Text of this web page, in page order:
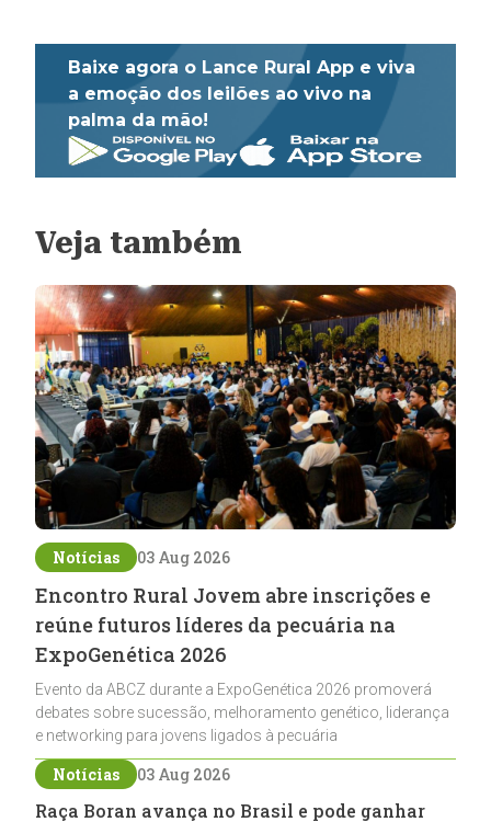
Baixe agora o Lance Rural App e viva
a emoção dos leilões ao vivo na
palma da mão!
Veja também
Notícias 03 Aug 2026
Encontro Rural Jovem abre inscrições e
reúne futuros líderes da pecuária na
ExpoGenética 2026
Evento da ABCZ durante a ExpoGenética 2026 promoverá
debates sobre sucessão, melhoramento genético, liderança
e networking para jovens ligados à pecuária
Notícias 03 Aug 2026
Raça Boran avança no Brasil e pode ganhar